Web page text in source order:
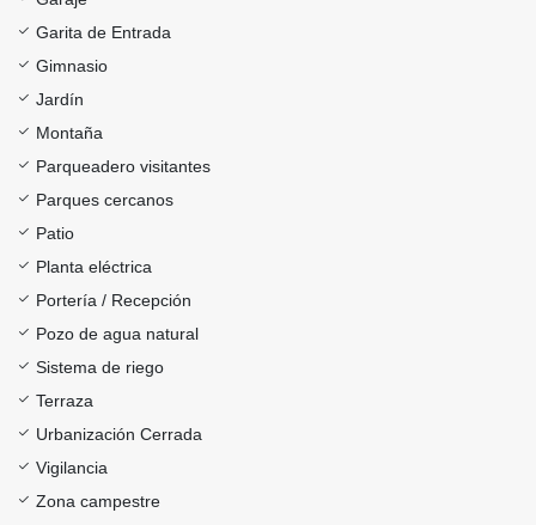
Garita de Entrada
Gimnasio
Jardín
Montaña
Parqueadero visitantes
Parques cercanos
Patio
Planta eléctrica
Portería / Recepción
Pozo de agua natural
Sistema de riego
Terraza
Urbanización Cerrada
Vigilancia
Zona campestre